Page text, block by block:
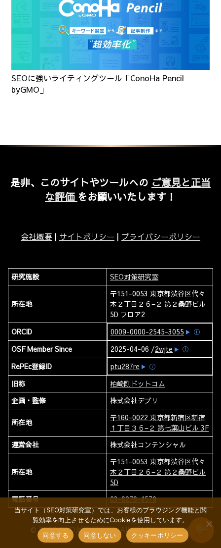
SEOに強いライティングツール「ConoHa Pencil
byGMO」
是非、このサイトやツールへの ご意見と正当
な評価 をお願いいたします！
会社概要 | サイトポリシー | プライバシーポリシー
研究施設 SEO対策研究室
所在地
〒151-0053 東京都渋谷区代々
木２丁目２６−２ 第２桑野ビル
5D フロア2
ORCID
0009-0000-2545-3055
ⓘ
OSF Member Since
2025-04-06 /2wjte
ⓘ
RePEc登録ID
ptu287re
ⓘ
旧称
柏崎剛ドットコム
企画・監修
株式会社デブリ
所在地
〒160-0022 東京都新宿区新宿
１丁目３６−２ 第七葉山ビル 3F
運営会社
株式会社コンテンシャル
所在地
〒151-0053 東京都渋谷区代々
木２丁目２６−２ 第２桑野ビル
5D
電話番号
03-6276-4579
© 2026 SEO対策研究室. All rights reserved.
当サイト（SEO対策研究室）では、お客様のブラウジング機能と閲
覧効率を向上させるためにCookieを使用しています。
同意する
同意しない クッキーポリシー